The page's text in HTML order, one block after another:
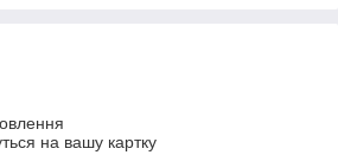
на вашу картку